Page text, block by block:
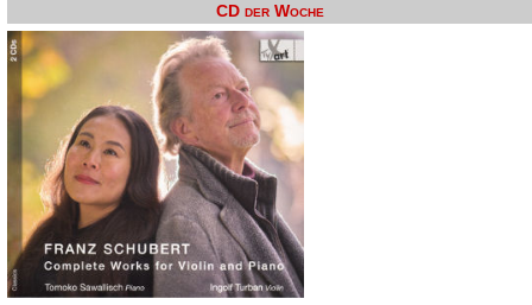
CD der Woche